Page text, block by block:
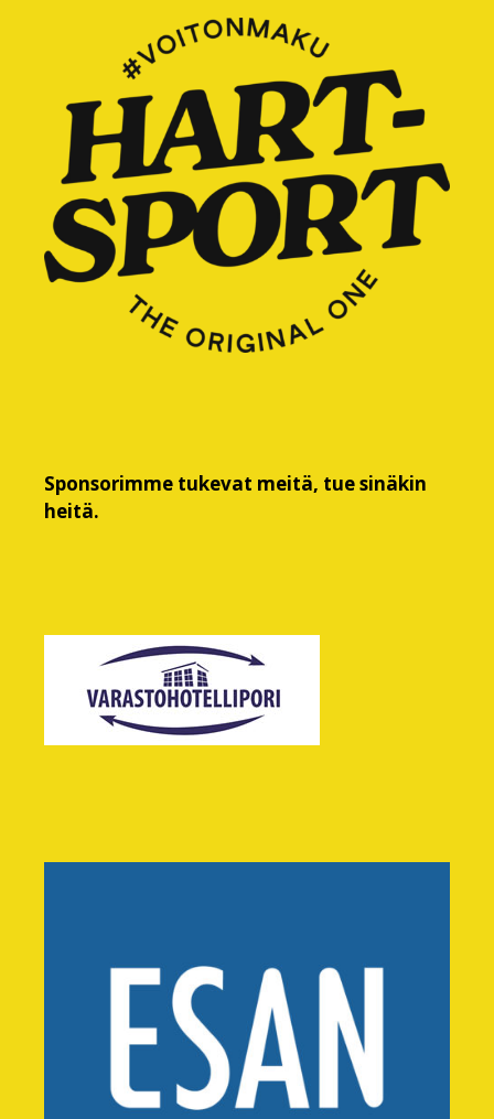
Sponsorimme tukevat meitä, tue sinäkin
heitä.